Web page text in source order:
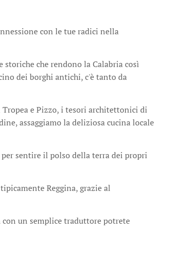
con le tue radici nella
che rendono la Calabria così
dei borghi antichi, c'è tanto da
e Pizzo, i tesori architettonici di
assaggiamo la deliziosa cucina locale
sentire il polso della terra dei propri
Reggina, grazie al
un semplice traduttore potrete